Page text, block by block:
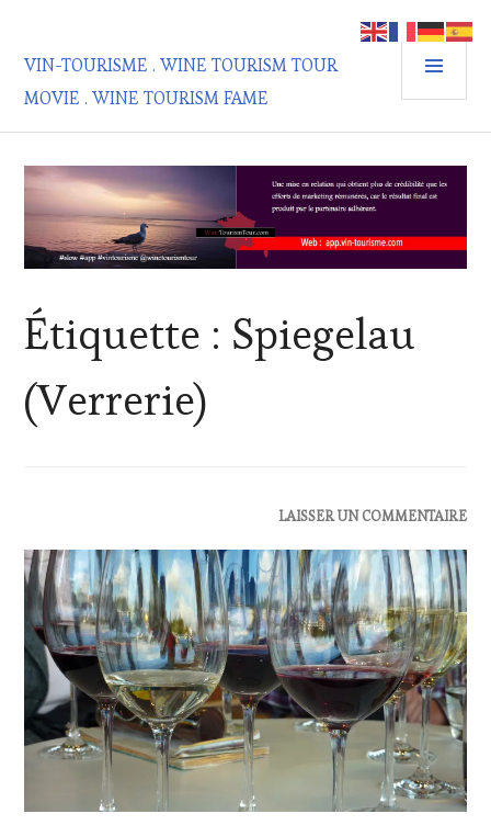
contenu
principal
VIN-TOURISME . WINE TOURISM TOUR
MOVIE . WINE TOURISM FAME
Étiquette : Spiegelau
(Verrerie)
RESTAURATEUR,
CHEF,
CUISINIER,
ŒNOLOGUE,
SOMMELIER,
SALONS
INTERNATIONAUX,
VIGNOBLES
LAISSER UN COMMENTAIRE